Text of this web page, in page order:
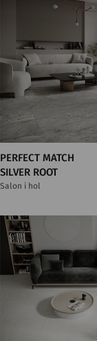
PERFECT MATCH
SILVER ROOT
Salon i hol